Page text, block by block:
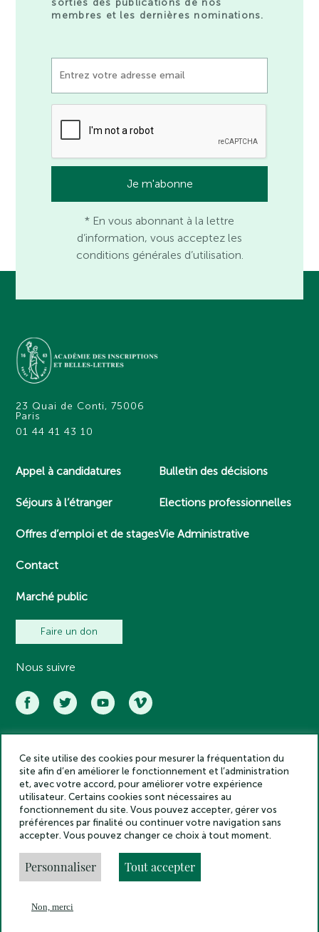
membres et les dernières nominations.
* En vous abonnant à la lettre
d’information, vous acceptez les
conditions générales d’utilisation.
23 Quai de Conti, 75006
Paris
01 44 41 43 10
Appel à candidatures
Séjours à l’étranger
Offres d’emploi et de stages
Contact
Marché public
Bulletin des décisions
Elections professionnelles
Vie Administrative
Faire un don
Nous suivre
Académie des inscriptions et belles lettres – Tous droits réservés
2025
Politique de confidentialité
Mentions légales
Crédits
Gestion des cookies
Made by
Ce site utilise des cookies pour mesurer la fréquentation du
site afin d’en améliorer le fonctionnement et l’administration
et, avec votre accord, pour améliorer votre expérience
utilisateur. Certains cookies sont nécessaires au
fonctionnement du site. Vous pouvez accepter, gérer vos
préférences par finalité ou continuer votre navigation sans
accepter. Vous pouvez changer ce choix à tout moment.
Personnaliser Tout accepter
Non, merci